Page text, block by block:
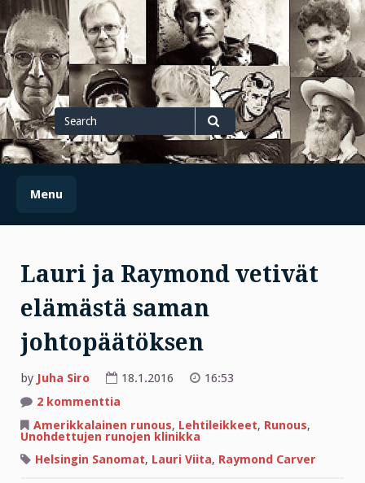
Skip
to
content
Search
for
Search
Menu
Lauri ja Raymond vetivät
elämästä saman
johtopäätöksen
by Juha Siro 18.1.2016
16:53
2 kommenttia
ja
Raymond
vetivät
elämästä
saman
Amerikkalainen runous, Lehtileikkeet, Runous,
Unohdettujen runojen klinikka
Helsingin Sanomat, Lauri Viita, Raymond Carver